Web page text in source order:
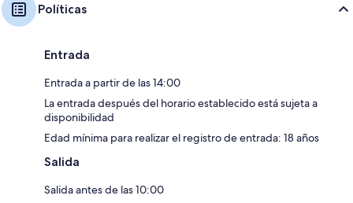
Políticas
Entrada
Entrada a partir de las 14:00
La entrada después del horario establecido está sujeta a
disponibilidad
Edad mínima para realizar el registro de entrada: 18 años
Salida
Salida antes de las 10:00